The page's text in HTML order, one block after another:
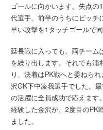
ゴールに向かいます。失点
代選手。前半のうちにピッチ
早い攻撃を1タッチゴールで
延長戦に入っても、両チーム
を繰り出します。それでも浦
り、決着はPK戦へと委ねら
沢GK下中凌我選手でした。
の活躍に全員成功で応えます
経験した金沢が、2度目のPK
ました。